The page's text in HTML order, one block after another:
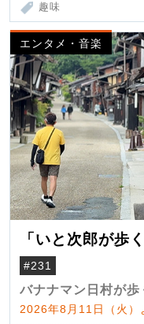
趣味
エンタメ・音楽
「いと次郎が歩
#231
バナナマン日村が
2026年8月11日（火